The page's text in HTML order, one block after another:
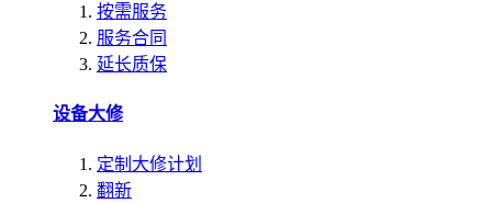
按需服务
服务合同
延长质保
设备大修
定制大修计划
翻新